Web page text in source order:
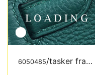
6050485/tasker fra LOEWE